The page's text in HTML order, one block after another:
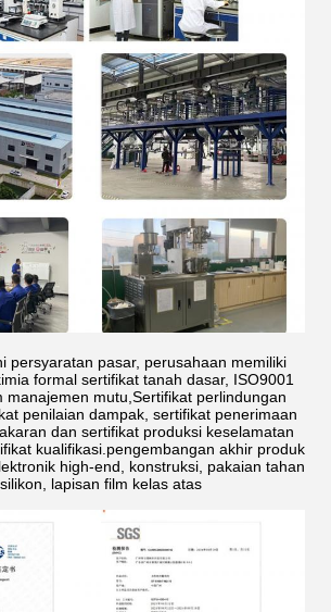
persyaratan pasar, perusahaan memiliki
formal sertifikat tanah dasar, ISO9001
manajemen mutu,Sertifikat perlindungan
penilaian dampak, sertifikat penerimaan
dan sertifikat produksi keselamatan
kualifikasi.pengembangan akhir produk
high-end, konstruksi, pakaian tahan
lapisan film kelas atas